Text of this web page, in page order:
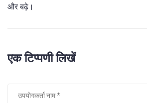
और बढ़े।
एक टिप्पणी लिखें